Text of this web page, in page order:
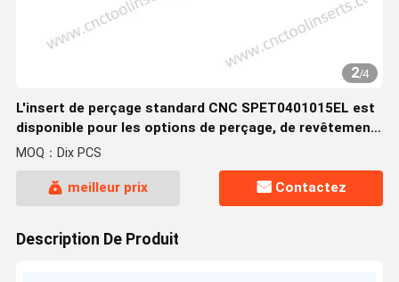
2/4
L'insert de perçage standard CNC SPET0401015EL est
disponible pour les options de perçage, de revêtement
ou de substrat
MOQ：Dix PCS
meilleur prix Contactez
Description De Produit